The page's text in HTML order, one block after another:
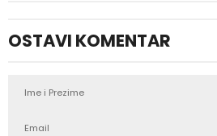
OSTAVI KOMENTAR